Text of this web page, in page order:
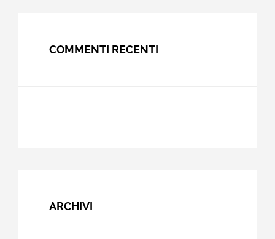
COMMENTI RECENTI
ARCHIVI